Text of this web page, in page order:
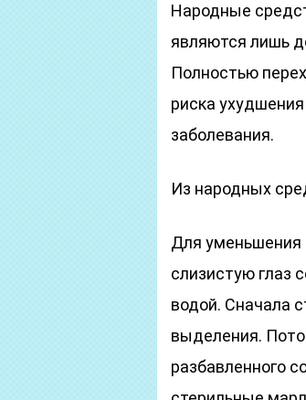
Народные
являются лишь
Полностью
риска
заболевания.
Из народных
Для уменьшения
слизистую глаз
водой. Сначала
выделения.
разбавленного